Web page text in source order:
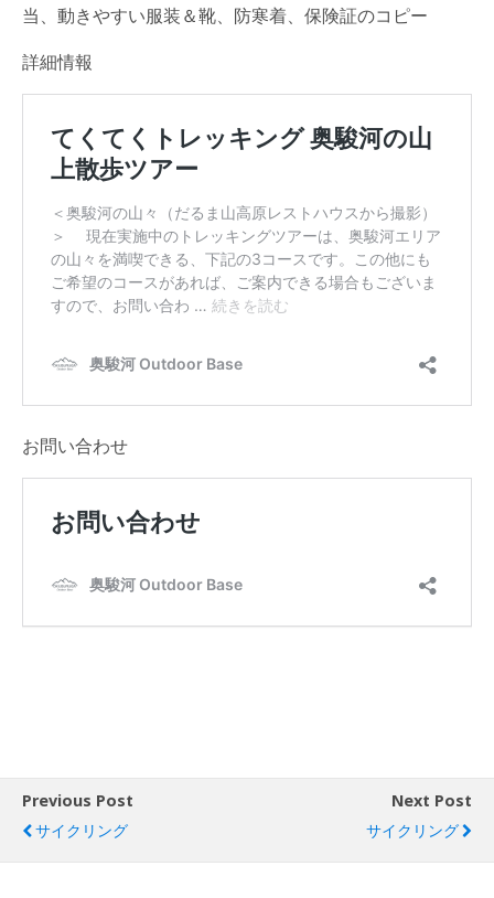
当、動きやすい服装＆靴、防寒着、保険証のコピー
詳細情報
お問い合わせ
Previous Post
サイクリング
Next Post
サイクリング